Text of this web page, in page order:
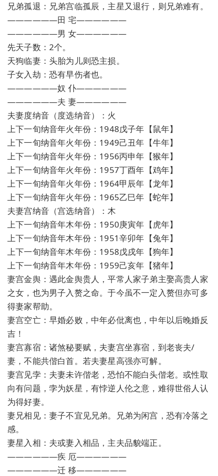
兄弟孤退：兄弟宫临孤辰，主星又退行，则兄弟难有。
——————田 宅——————
——————男 女——————
先天子数：2个。
天狗临妻：头胎为儿则恐主损。
子女入劫：恐有早伤者也。
——————奴 仆——————
——————夫 妻——————
夫妻度纳音（度选纳音）：火
上下一旬纳音年火年份：1948戊子年【鼠年】
上下一旬纳音年火年份：1949己丑年【牛年】
上下一旬纳音年火年份：1956丙申年【猴年】
上下一旬纳音年火年份：1957丁酉年【鸡年】
上下一旬纳音年火年份：1964甲辰年【龙年】
上下一旬纳音年火年份：1965乙巳年【蛇年】
夫妻宫纳音（宫选纳音）：木
上下一旬纳音年木年份：1950庚寅年【虎年】
上下一旬纳音年木年份：1951辛卯年【兔年】
上下一旬纳音年木年份：1958戊戌年【狗年】
上下一旬纳音年木年份：1959己亥年【猪年】
妻宫金舆：遇此金舆贵人，平常人家子弟主娶高贵人家
之女，也为男子入赘之命。于今虽不一定入赘但亦可多
得妻家帮助。
妻宫空亡：早婚必败，中年必仳离也，中年以后晚婚反
吉！
妻宫寡宿：诸煞秘要赋，夫妻宫坐寡宿，到老丧夫/
妻，不能共偕白首。若夫妻星高强亦可解。
妻宫见孛：夫妻未许偕老，恐怕不能白头偕老。或性取
向有问题，孛为妖星，有悖逆人伦之意，难得世俗人认
为得好妻。
妻兄相见：妻子不宜见兄弟。兄弟为闲宫，恐有冷落之
感。
妻星入相：夫或妻入相品，主夫品貌端正。
——————疾 厄——————
——————迁 移——————